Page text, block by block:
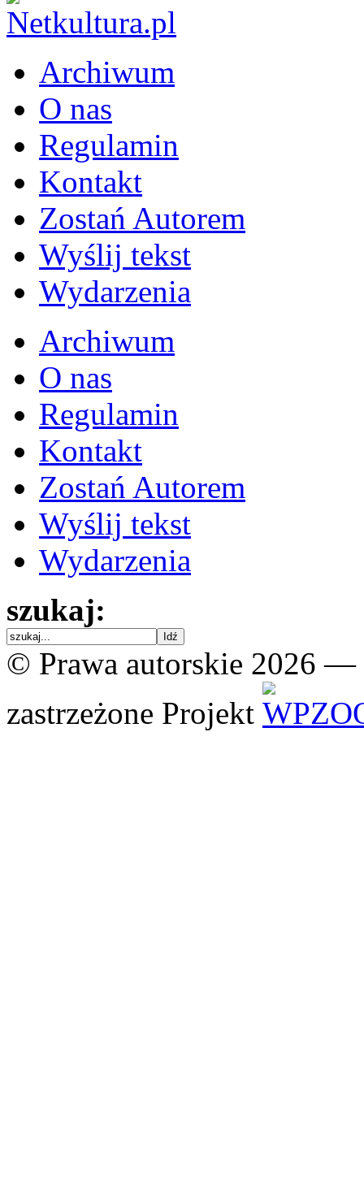
Archiwum
O nas
Regulamin
Kontakt
Zostań Autorem
Wyślij tekst
Wydarzenia
Archiwum
O nas
Regulamin
Kontakt
Zostań Autorem
Wyślij tekst
Wydarzenia
szukaj:
© Prawa autorskie 2026 —
zastrzeżone Projekt